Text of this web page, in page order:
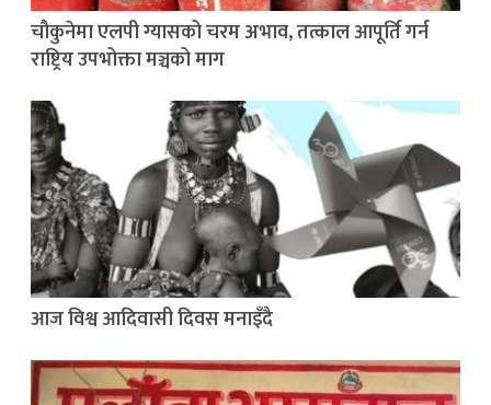
चौकुनेमा एलपी ग्यासको चरम अभाव, तत्काल आपूर्ति गर्न
राष्ट्रिय उपभोक्ता मञ्चको माग
आज विश्व आदिवासी दिवस मनाइँदै